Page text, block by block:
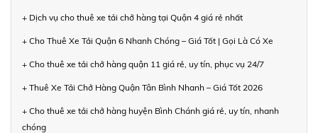
+ Dịch vụ cho thuê xe tải chở hàng tại Quận 4 giá rẻ nhất
+ Cho Thuê Xe Tải Quận 6 Nhanh Chóng – Giá Tốt | Gọi Là Có Xe
+ Cho thuê xe tải chở hàng quận 11 giá rẻ, uy tín, phục vụ 24/7
+ Thuê Xe Tải Chở Hàng Quận Tân Bình Nhanh – Giá Tốt 2026
+ Cho thuê xe tải chở hàng huyện Bình Chánh giá rẻ, uy tín, nhanh
chóng